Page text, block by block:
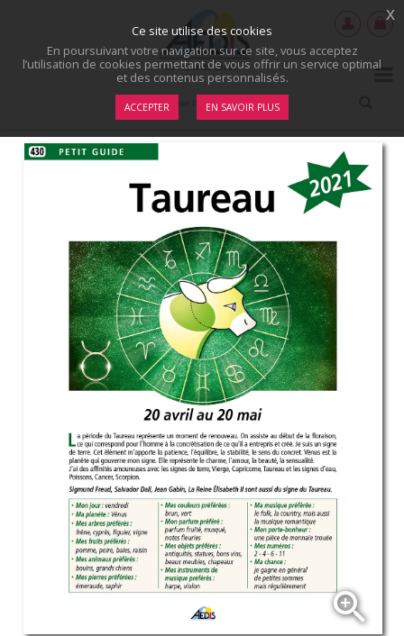
zoom_in
Ce site utilise des cookies
En poursuivant votre navigation sur ce site, vous acceptez
l’utilisation de cookies permettant de vous offrir un service optimal
et des contenus personnalisés.
ACCEPTER EN SAVOIR PLUS
x